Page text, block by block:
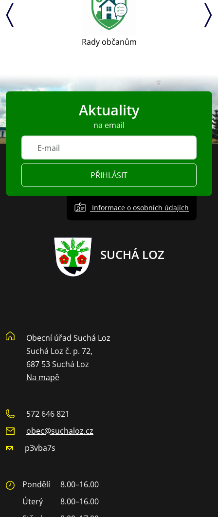
Rady občanům
Aktuality
na email
PŘIHLÁSIT
Informace o osobních údajích
SUCHÁ LOZ
Obecní úřad Suchá Loz
Suchá Loz č. p. 72,
687 53 Suchá Loz
Na mapě
572 646 821
obec@suchaloz.cz
p3vba7s
Pondělí
8.00–16.00
Úterý
8.00–16.00